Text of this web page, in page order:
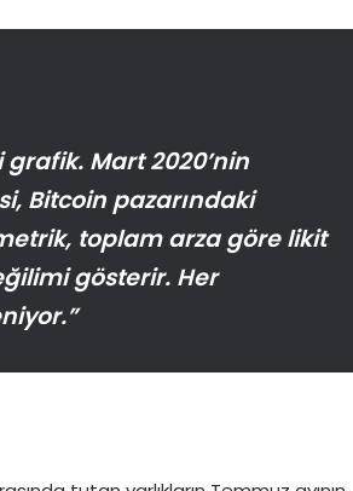
Mart 2020’nin
Bitcoin pazarındaki
toplam arza göre likit
gösterir. Her